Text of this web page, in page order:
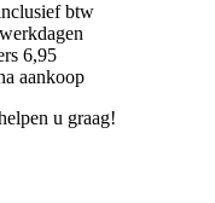
btw
6,95
aankoop
u graag!